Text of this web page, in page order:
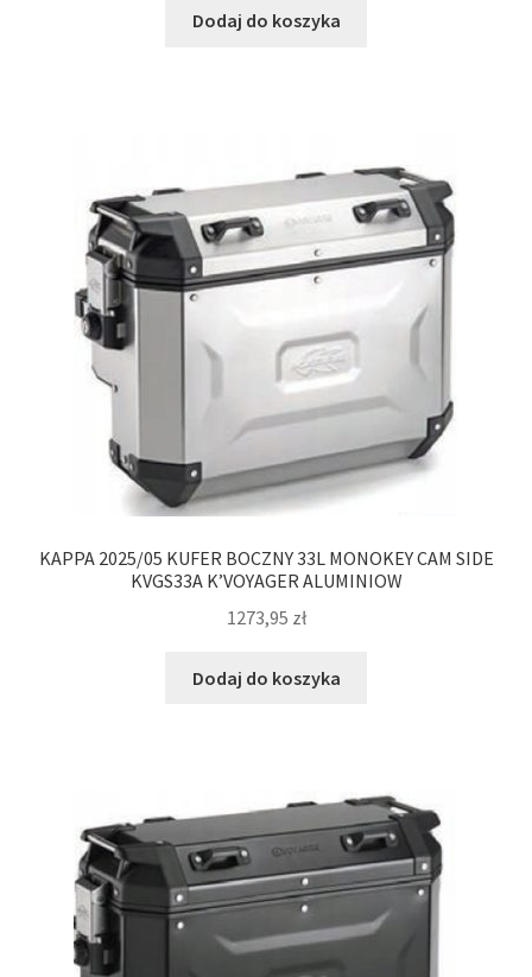
Dodaj do koszyka
KAPPA 2025/05 KUFER BOCZNY 33L MONOKEY CAM SIDE
KVGS33A K’VOYAGER ALUMINIOW
1273,95 zł
Dodaj do koszyka